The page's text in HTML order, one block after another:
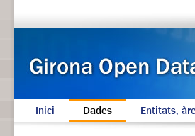
Inici Dades Entitats,